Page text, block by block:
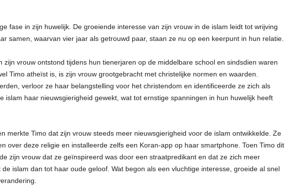
fase in zijn huwelijk. De groeiende interesse van zijn vrouw in de islam leidt tot wrijving
samen, waarvan vier jaar als getrouwd paar, staan ze nu op een keerpunt in hun relatie.
zijn vrouw ontstond tijdens hun tienerjaren op de middelbare school en sindsdien waren
Timo atheïst is, is zijn vrouw grootgebracht met christelijke normen en waarden.
verloor ze haar belangstelling voor het christendom en identificeerde ze zich als
islam haar nieuwsgierigheid gewekt, wat tot ernstige spanningen in hun huwelijk heeft
merkte Timo dat zijn vrouw steeds meer nieuwsgierigheid voor de islam ontwikkelde. Ze
over deze religie en installeerde zelfs een Koran-app op haar smartphone. Toen Timo dit
zijn vrouw dat ze geïnspireerd was door een straatpredikant en dat ze zich meer
islam dan tot haar oude geloof. Wat begon als een vluchtige interesse, groeide al snel